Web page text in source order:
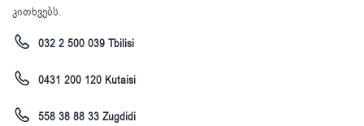
კითხვებს.
032 2 500 039 Tbilisi
0431 200 120 Kutaisi
558 38 88 33 Zugdidi